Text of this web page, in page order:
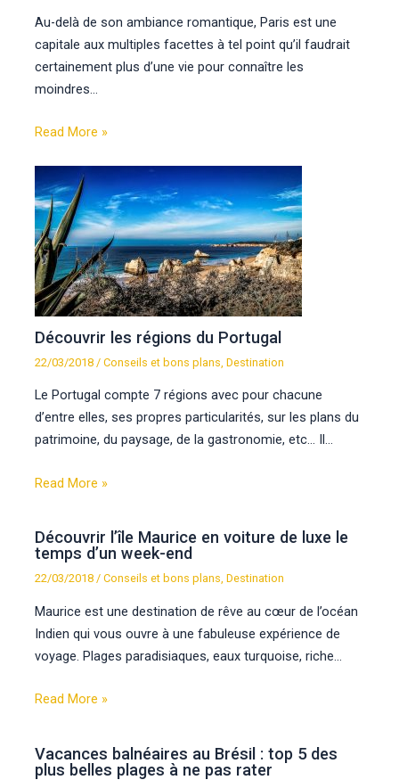
Au-delà de son ambiance romantique, Paris est une
capitale aux multiples facettes à tel point qu’il faudrait
certainement plus d’une vie pour connaître les
moindres…
Read More »
Découvrir les régions du Portugal
22/03/2018 /Conseils et bons plans ,Destination
Le Portugal compte 7 régions avec pour chacune
d’entre elles, ses propres particularités, sur les plans du
patrimoine, du paysage, de la gastronomie, etc… Il…
Read More »
Découvrir l’île Maurice en voiture de luxe le
temps d’un week-end
22/03/2018/Conseils et bons plans,Destination
Maurice est une destination de rêve au cœur de l’océan
Indien qui vous ouvre à une fabuleuse expérience de
voyage. Plages paradisiaques, eaux turquoise, riche…
Read More »
Vacances balnéaires au Brésil : top 5 des
plus belles plages à ne pas rater